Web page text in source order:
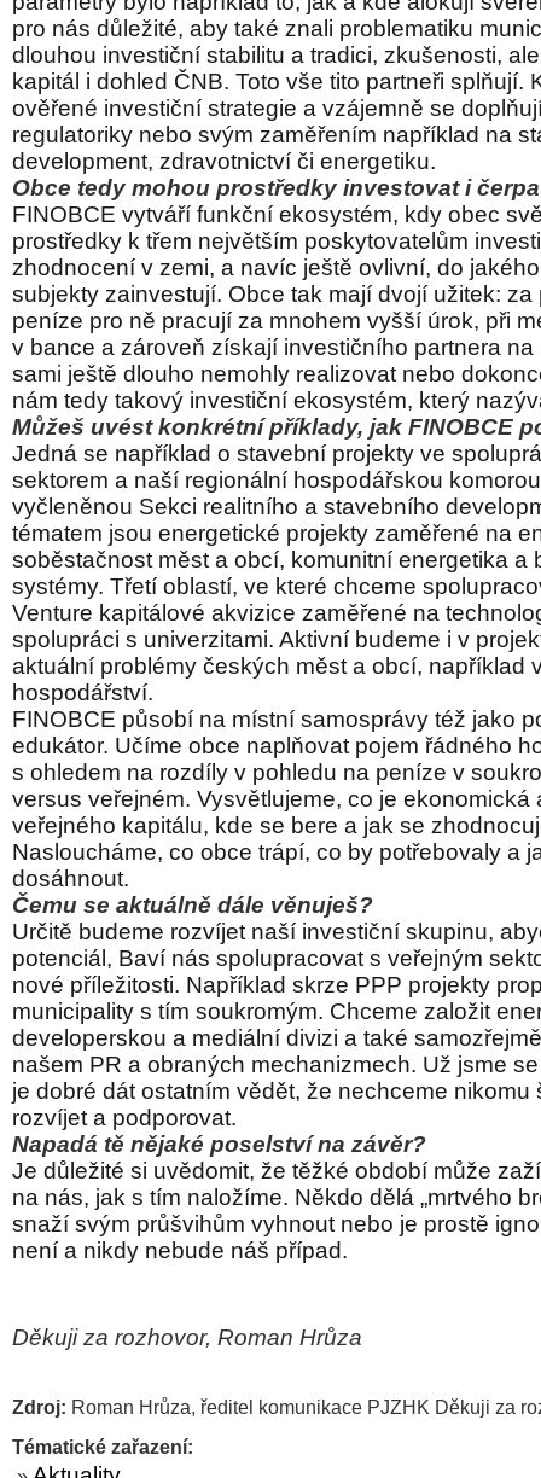
pro nás důležité, aby také znali problematiku
dlouhou investiční stabilitu a tradici, zkušenosti,
kapitál i dohled ČNB. Toto vše tito partneři splňují.
ověřené investiční strategie a vzájemně se
regulatoriky nebo svým zaměřením například na
development, zdravotnictví či energetiku.
Obce tedy mohou prostředky investovat i
FINOBCE vytváří funkční ekosystém, kdy obec
prostředky k třem největším poskytovatelům
zhodnocení v zemi, a navíc ještě ovlivní, do
subjekty zainvestují. Obce tak mají dvojí užitek: za
peníze pro ně pracují za mnohem vyšší úrok, při
v bance a zároveň získají investičního partnera na
sami ještě dlouho nemohly realizovat nebo
nám tedy takový investiční ekosystém, který
Můžeš uvést konkrétní příklady, jak FINOBCE
Jedná se například o stavební projekty ve
sektorem a naší regionální hospodářskou
vyčleněnou Sekci realitního a stavebního
tématem jsou energetické projekty zaměřené na
soběstačnost měst a obcí, komunitní energetika a
systémy. Třetí oblastí, ve které chceme
Venture kapitálové akvizice zaměřené na
spolupráci s univerzitami. Aktivní budeme i v
aktuální problémy českých měst a obcí, například
hospodářství.
FINOBCE působí na místní samosprávy též jako
edukátor. Učíme obce naplňovat pojem řádného
s ohledem na rozdíly v pohledu na peníze v
versus veřejném. Vysvětlujeme, co je ekonomická
veřejného kapitálu, kde se bere a jak se
Nasloucháme, co obce trápí, co by potřebovaly a
dosáhnout.
Čemu se aktuálně dále věnuješ?
Určitě budeme rozvíjet naší investiční skupinu,
potenciál, Baví nás spolupracovat s veřejným
nové příležitosti. Například skrze PPP projekty
municipality s tím soukromým. Chceme založit
developerskou a mediální divizi a také
našem PR a obraných mechanizmech. Už jsme
je dobré dát ostatním vědět, že nechceme nikomu
rozvíjet a podporovat.
Napadá tě nějaké poselství na závěr?
Je důležité si uvědomit, že těžké období může
na nás, jak s tím naložíme. Někdo dělá „mrtvého
snaží svým průšvihům vyhnout nebo je prostě
není a nikdy nebude náš případ.
Děkuji za rozhovor, Roman Hrůza
Zdroj: Roman Hrůza, ředitel komunikace PJZHK Děkuji za
Tématické zařazení: